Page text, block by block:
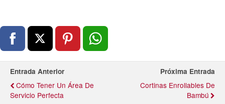
Entrada Anterior
Cómo Tener Un Área De
Servicio Perfecta
Próxima Entrada
Cortinas Enrollables De
Bambú